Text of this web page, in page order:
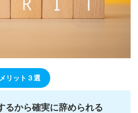
リット３選
るから確実に辞められる